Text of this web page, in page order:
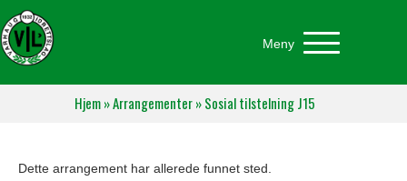
Meny
Hjem»Arrangementer»Sosial tilstelning J15
Dette arrangement har allerede funnet sted.